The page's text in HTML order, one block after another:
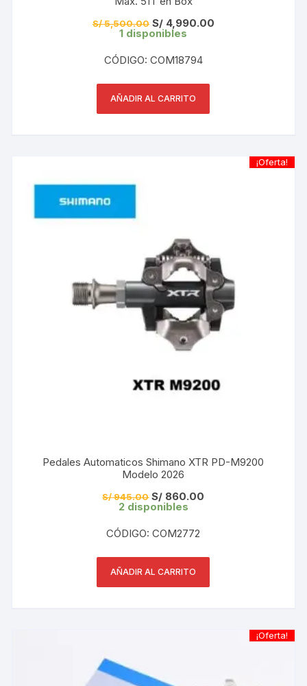
S/5,500.00 El
precio
era:
S/ 5,500.00.
S/4,990.00El
1 disponibles
CÓDIGO: COM18794
AÑADIR AL CARRITO
¡Oferta!
Pedales Automaticos Shimano XTR PD-M9200
Modelo 2026
S/945.00 El
precio
S/ 945.00.
S/ 860.00
2 disponibles
CÓDIGO: COM2772
AÑADIR AL CARRITO
¡Oferta!